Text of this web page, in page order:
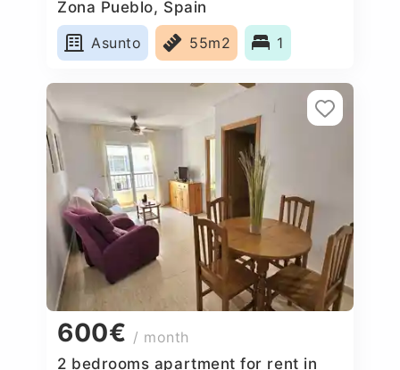
Zona Pueblo, Spain
Asunto
55m2 1
600€ / month
2 bedrooms apartment for rent in